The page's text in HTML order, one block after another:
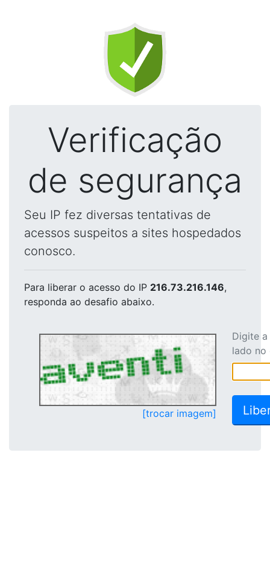
Verificação
de segurança
Seu IP fez diversas tentativas de
acessos suspeitos a sites hospedados
conosco.
Para liberar o acesso do IP 216.73.216.146,
responda ao desafio abaixo.
[trocar imagem]
Digite
lado no